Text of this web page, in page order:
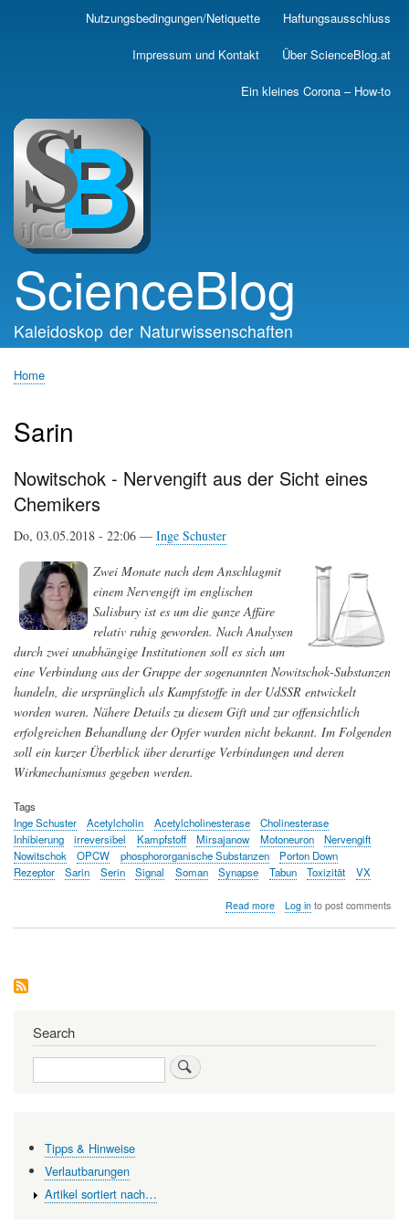
Skip
main
Nutzungsbedingungen/Netiquette Haftungsausschluss
Impressum und Kontakt Über ScienceBlog.at
Ein kleines Corona – How-to
ScienceBlog
Kaleidoskop der Naturwissenschaften
Home
Sarin
Nowitschok - Nervengift aus der Sicht eines
Chemikers
Do, 03.05.2018 - 22:06 — Inge Schuster
Zwei Monate nach dem Anschlagmit
einem Nervengift im englischen
Salisbury ist es um die ganze Affäre
relativ ruhig geworden. Nach Analysen
durch zwei unabhängige Institutionen soll es sich um
eine Verbindung aus der Gruppe der sogenannten Nowitschok-Substanzen
handeln, die ursprünglich als Kampfstoffe in der UdSSR entwickelt
worden waren. Nähere Details zu diesem Gift und zur offensichtlich
erfolgreichen Behandlung der Opfer wurden nicht bekannt. Im Folgenden
soll ein kurzer Überblick über derartige Verbindungen und deren
Wirkmechanismus gegeben werden.
Tags
Inge Schuster
Acetylcholin Acetylcholinesterase
Cholinesterase
Inhibierung
irreversibel Kampfstoff Mirsajanow Motoneuron
Nervengift
Nowitschok
OPCW phosphororganische Substanzen
Porton Down
Rezeptor
Sarin Serin Signal Soman Synapse Tabun Toxizität VX
Read moreabout
Log into post comments
Search
Search
Tipps & Hinweise
Verlautbarungen
Artikel sortiert nach…